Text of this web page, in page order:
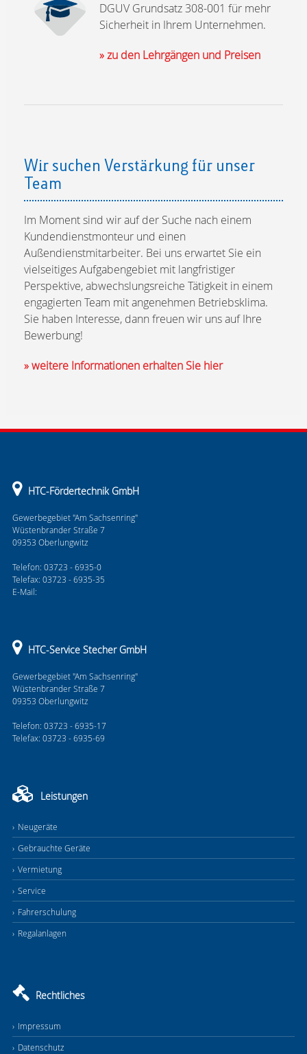
DGUV Grundsatz 308-001 für mehr
Sicherheit in Ihrem Unternehmen.
» zu den Lehrgängen und Preisen
Wir suchen Verstärkung für unser
Team
Im Moment sind wir auf der Suche nach einem
Kundendienstmonteur und einen
Außendienstmitarbeiter. Bei uns erwartet Sie ein
vielseitiges Aufgabengebiet mit langfristiger
Perspektive, abwechslungsreiche Tätigkeit in einem
engagierten Team mit angenehmen Betriebsklima.
Sie haben Interesse, dann freuen wir uns auf Ihre
Bewerbung!
» weitere Informationen erhalten Sie hier
HTC-Fördertechnik GmbH
Gewerbegebiet "Am Sachsenring"
Wüstenbrander Straße 7
09353 Oberlungwitz
Telefon: 03723 - 6935-0
Telefax: 03723 - 6935-35
E-Mail:
HTC-Service Stecher GmbH
Gewerbegebiet "Am Sachsenring"
Wüstenbrander Straße 7
09353 Oberlungwitz
Telefon: 03723 - 6935-17
Telefax: 03723 - 6935-69
Leistungen
Neugeräte
Gebrauchte Geräte
Vermietung
Service
Fahrerschulung
Regalanlagen
Rechtliches
Impressum
Datenschutz